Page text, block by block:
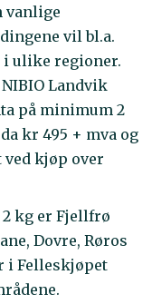
vanlige
vil bl.a.
i ulike regioner.
Landvik
på minimum 2
kr 495 + mva og
ved kjøp over
kg er Fjellfrø
Dovre, Røros
i Felleskjøpet